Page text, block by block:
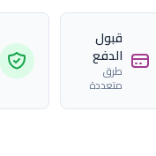
قبول
الدفع
طرق
متعددة